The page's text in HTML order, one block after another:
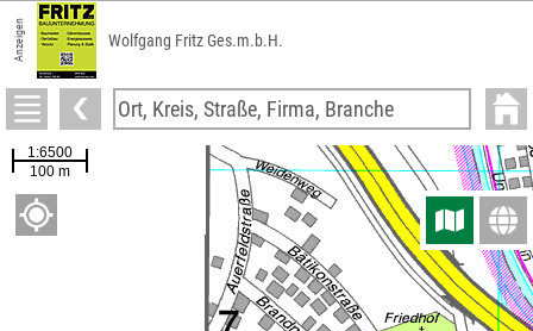
Anzeigen Wolfgang Fritz Ges.m.b.H.